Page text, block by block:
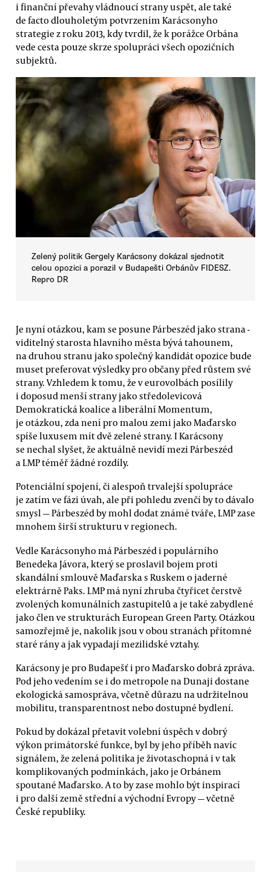
i finanční převahy vládnoucí strany uspět, ale také
de facto dlouholetým potvrzením Karácsonyho
strategie z roku 2013, kdy tvrdil, že k porážce Orbána
vede cesta pouze skrze spolupráci všech opozičních
subjektů.
Zelený politik Gergely Karácsony dokázal sjednotit
celou opozici a porazil v Budapešti Orbánův FIDESZ.
Repro DR
Je nyní otázkou, kam se posune Párbeszéd jako strana -
viditelný starosta hlavního města bývá tahounem,
na druhou stranu jako společný kandidát opozice bude
muset preferovat výsledky pro občany před růstem své
strany. Vzhledem k tomu, že v eurovolbách posílily
i doposud menší strany jako středolevicová
Demokratická koalice a liberální Momentum,
je otázkou, zda není pro malou zemi jako Maďarsko
spíše luxusem mít dvě zelené strany. I Karácsony
se nechal slyšet, že aktuálně nevidí mezi Párbeszéd
a LMP téměř žádné rozdíly.
Potenciální spojení, či alespoň trvalejší spolupráce
je zatím ve fázi úvah, ale při pohledu zvenčí by to dávalo
smysl — Párbeszéd by mohl dodat známé tváře, LMP zase
mnohem širší strukturu v regionech.
Vedle Karácsonyho má Párbeszéd i populárního
Benedeka Jávora, který se proslavil bojem proti
skandální smlouvě Maďarska s Ruskem o jaderné
elektrárně Paks. LMP má nyní zhruba čtyřicet čerstvě
zvolených komunálních zastupitelů a je také zabydlené
jako člen ve strukturách European Green Party. Otázkou
samozřejmě je, nakolik jsou v obou stranách přítomné
staré rány a jak vypadají mezilidské vztahy.
Karácsony je pro Budapešť i pro Maďarsko dobrá zpráva.
Pod jeho vedením se i do metropole na Dunaji dostane
ekologická samospráva, včetně důrazu na udržitelnou
mobilitu, transparentnost nebo dostupné bydlení.
Pokud by dokázal přetavit volební úspěch v dobrý
výkon primátorské funkce, byl by jeho příběh navíc
signálem, že zelená politika je životaschopná i v tak
komplikovaných podmínkách, jako je Orbánem
spoutané Maďarsko. A to by zase mohlo být inspirací
i pro další země střední a východní Evropy — včetně
České republiky.